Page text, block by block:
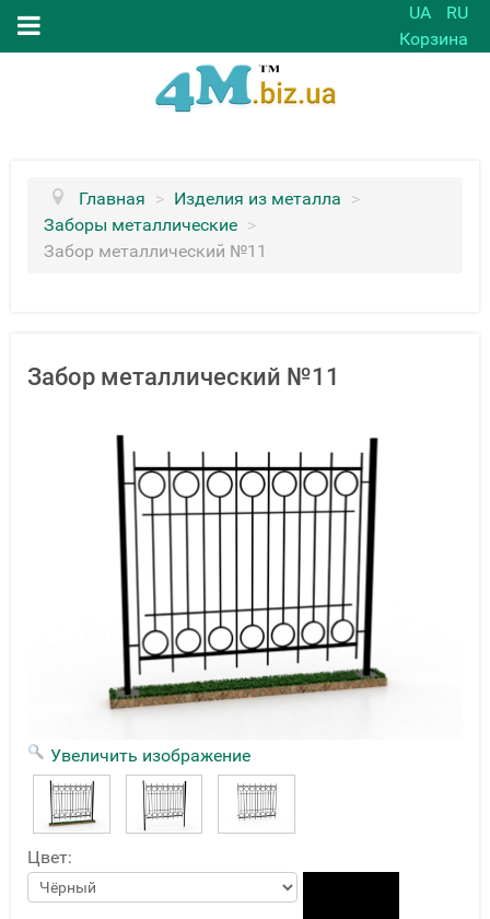
UA
RU
Корзина
Главная > Изделия из металла >
Заборы металлические >
Забор металлический №11
Забор металлический №11
Увеличить изображение
Цвет: